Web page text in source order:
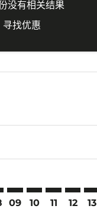
没有相关结果
寻找优惠
09 10 11 12 13